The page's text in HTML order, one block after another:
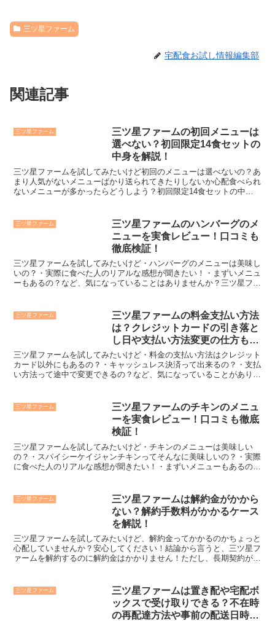
三ツ星ファーム
宅配食お試し情報編集部
関連記事
三ツ星ファーム
三ツ星ファームの初回メニューは
選べない？初回限定14食セットの
中身を解説！
三ツ星ファームを試してみたいけど初回のメニューは選べないの？あ
まり人気がないメニューばかり送られてきたりしないか心配食べられ
ないメニューが多かったらどうしよう？初回限定14食セットの中身
三ツ星ファーム
三ツ星ファームのハンバーグのメ
ニューを実食レビュー！口コミも
徹底検証！
三ツ星ファームを試してみたいけど・ハンバーグのメニューは美味し
いの？・実際に食べた人のリアルな感想が聞きたい！・まずいメニュ
ーもあるの？など、気になっていることはありませんか？三ツ星ファ
三ツ星ファーム
三ツ星ファームの料金支払い方法
は？クレジットカードの引き落と
し日や支払い方法変更の仕方も解
説！
三ツ星ファームを試してみたいけど・料金の支払い方法はクレジット
カード以外にもあるの？・キャッシュレス決済って出来るの？・支払
い方法って途中で変更できるの？など、気になっていることがありま
三ツ星ファーム
三ツ星ファームのチキンのメニュ
ーを実食レビュー！口コミも徹底
検証！
三ツ星ファームを試してみたいけど・チキンのメニューは美味しい
の？・スパイシーケイジャンチキンってそんなに美味しいの？・実際
に食べた人のリアルな感想が聞きたい！・まずいメニューもあるの？
三ツ星ファーム
三ツ星ファームは解約金がかから
ない？解約手数料がかかるケース
を解説！
三ツ星ファームを試してみたいけど、解約金ってかかるのかちょっと
心配していませんか？安心してください！結論から言うと、三ツ星フ
ァームを解約するのに解約金はかかりません！ただし、長期契約が条
三ツ星ファーム
三ツ星ファームは置き配や宅配ボ
ックスで受け取りできる？不在時
の再配達方法や事前の配送日時指